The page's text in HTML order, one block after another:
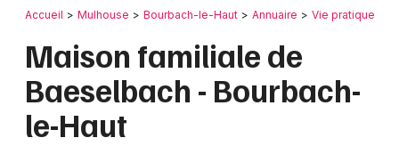
Publier un événement
Grands événements
Bordeaux
Colmar
Lille
Retour
Accueil Mulhouse Bourbach-le-Haut Annuaire Vie pratique
Maison familiale de
Baeselbach - Bourbach-
le-Haut
Où ?
Partout
Près de moi Changer de lieu
Quand ?
Effacer les dates
Aujourd'hui
Demain